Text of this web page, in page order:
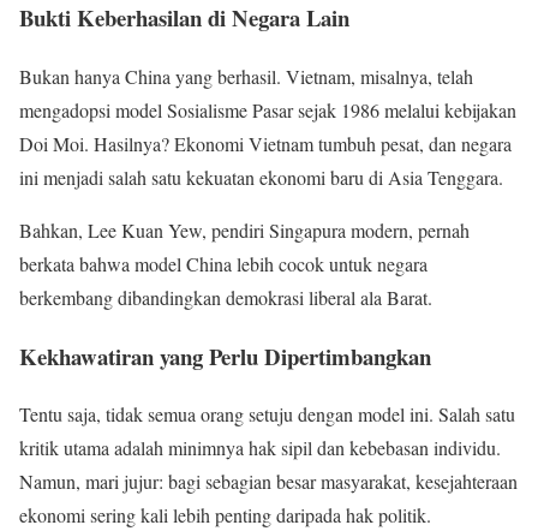
Bukti Keberhasilan di Negara Lain
Bukan hanya China yang berhasil. Vietnam, misalnya, telah
mengadopsi model Sosialisme Pasar sejak 1986 melalui kebijakan
Doi Moi. Hasilnya? Ekonomi Vietnam tumbuh pesat, dan negara
ini menjadi salah satu kekuatan ekonomi baru di Asia Tenggara.
Bahkan, Lee Kuan Yew, pendiri Singapura modern, pernah
berkata bahwa model China lebih cocok untuk negara
berkembang dibandingkan demokrasi liberal ala Barat.
Kekhawatiran yang Perlu Dipertimbangkan
Tentu saja, tidak semua orang setuju dengan model ini. Salah satu
kritik utama adalah minimnya hak sipil dan kebebasan individu.
Namun, mari jujur: bagi sebagian besar masyarakat, kesejahteraan
ekonomi sering kali lebih penting daripada hak politik.